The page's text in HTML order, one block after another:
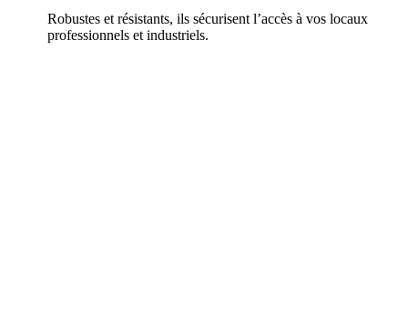
Robustes et résistants, ils sécurisent l’accès à vos locaux
professionnels et industriels.